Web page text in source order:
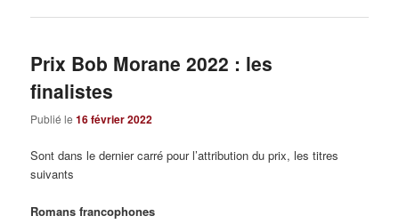
Prix Bob Morane 2022 : les
finalistes
Publié le16 février 2022
Sont dans le dernier carré pour l’attribution du prix, les titres
suivants
Romans francophones